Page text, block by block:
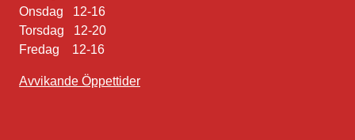
Onsdag 12-16
Torsdag 12-20
Fredag 12-16
Avvikande Öppettider